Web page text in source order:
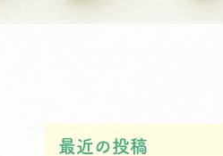
最近の投稿